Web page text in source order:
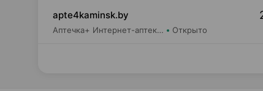
apte4kaminsk.by
Аптечка+ Интернет-аптека apte4kaminsk.by Открыто